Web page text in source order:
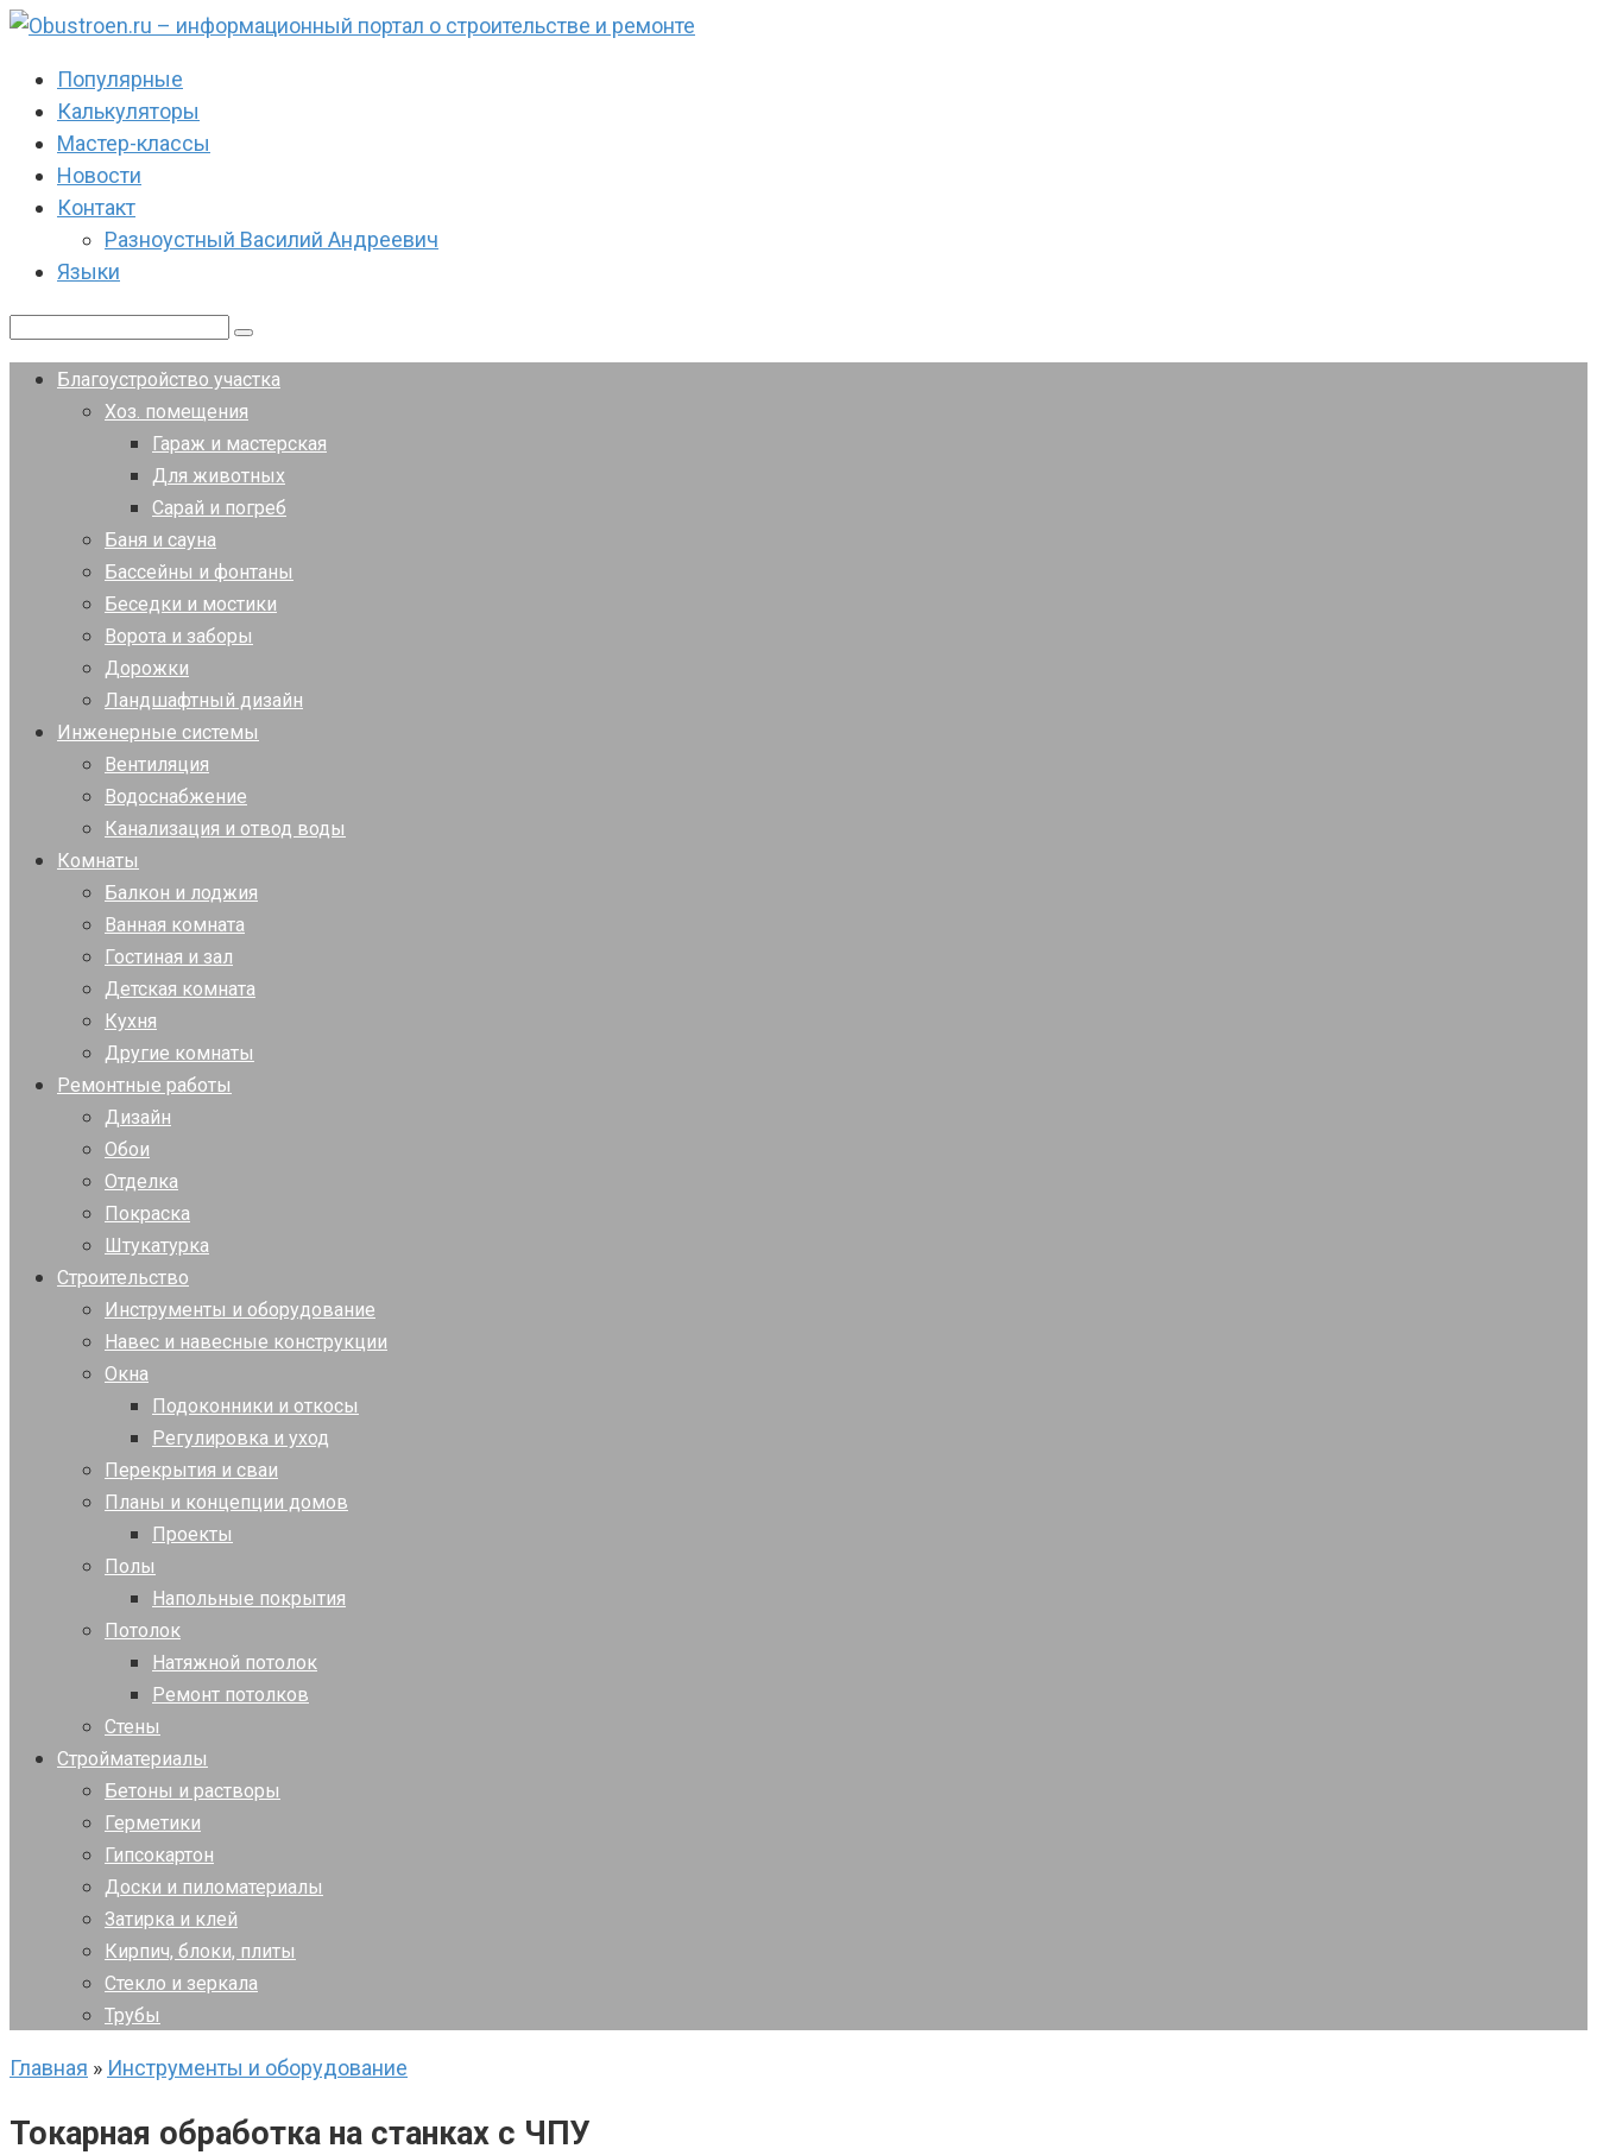
Перейти
контентуПопулярные
Калькуляторы
Мастер-классы
Новости
Контакт
Разноустный Василий Андреевич
Языки
Поиск:
Благоустройство участка
Хоз. помещения
Гараж и мастерская
Для животных
Сарай и погреб
Баня и сауна
Бассейны и фонтаны
Беседки и мостики
Ворота и заборы
Дорожки
Ландшафтный дизайн
Инженерные системы
Вентиляция
Водоснабжение
Канализация и отвод воды
Комнаты
Балкон и лоджия
Ванная комната
Гостиная и зал
Детская комната
Кухня
Другие комнаты
Ремонтные работы
Дизайн
Обои
Отделка
Покраска
Штукатурка
Строительство
Инструменты и оборудование
Навес и навесные конструкции
Окна
Подоконники и откосы
Регулировка и уход
Перекрытия и сваи
Планы и концепции домов
Проекты
Полы
Напольные покрытия
Потолок
Натяжной потолок
Ремонт потолков
Стены
Стройматериалы
Бетоны и растворы
Герметики
Гипсокартон
Доски и пиломатериалы
Затирка и клей
Кирпич, блоки, плиты
Стекло и зеркала
Трубы
Главная » Инструменты и оборудование
Токарная обработка на станках с ЧПУ